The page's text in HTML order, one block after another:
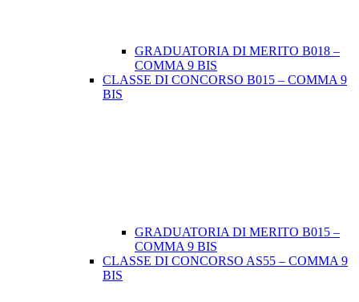
GRADUATORIA DI MERITO B018 –
COMMA 9 BIS
CLASSE DI CONCORSO B015 – COMMA 9
BIS
GRADUATORIA DI MERITO B015 –
COMMA 9 BIS
CLASSE DI CONCORSO AS55 – COMMA 9
BIS